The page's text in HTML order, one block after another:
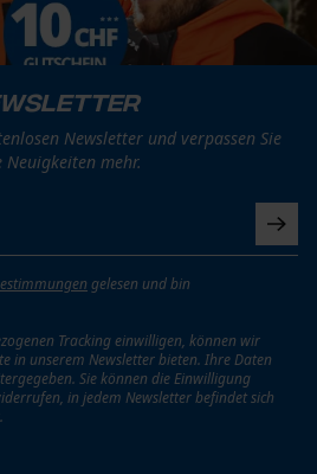
Newsletter und verpassen Sie
Neuigkeiten mehr.
gelesen und bin
Tracking einwilligen, können wir
in unserem Newsletter bieten. Ihre Daten
Sie können die Einwilligung
in jedem Newsletter befindet sich
Advertising Universal
Tracking